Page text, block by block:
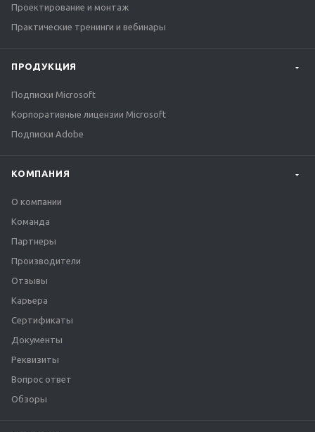
Проектирование и монтаж
Практические тренинги и вебинары
ПРОДУКЦИЯ
Подписки Microsoft
Корпоративные лицензии Microsoft
Подписки Adobe
КОМПАНИЯ
О компании
Команда
Партнеры
Производители
Отзывы
Карьера
Сертификаты
Документы
Реквизиты
Вопрос ответ
Обзоры